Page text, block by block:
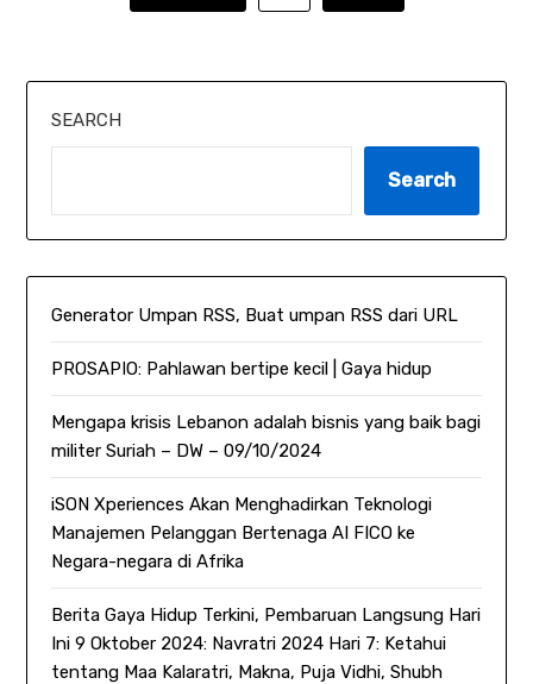
SEARCH
Search
Generator Umpan RSS, Buat umpan RSS dari URL
PROSAPIO: Pahlawan bertipe kecil | Gaya hidup
Mengapa krisis Lebanon adalah bisnis yang baik bagi
militer Suriah – DW – 09/10/2024
iSON Xperiences Akan Menghadirkan Teknologi
Manajemen Pelanggan Bertenaga AI FICO ke
Negara-negara di Afrika
Berita Gaya Hidup Terkini, Pembaruan Langsung Hari
Ini 9 Oktober 2024: Navratri 2024 Hari 7: Ketahui
tentang Maa Kalaratri, Makna, Puja Vidhi, Shubh